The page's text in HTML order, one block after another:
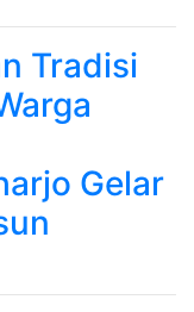
Tradisi
Gelar